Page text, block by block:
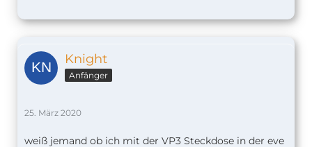
Knight
Anfänger
25. März 2020
weiß jemand ob ich mit der VP3 Steckdose in der eve